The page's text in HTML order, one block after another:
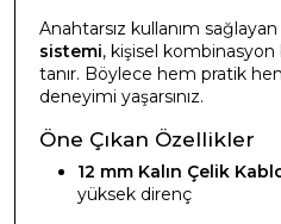
Anahtarsız kullanım sağlayan
sistemi, kişisel
tanır. Böylece hem pratik
deneyimi yaşarsınız.
Öne Çıkan Özellikler
12 mm Kalın Çelik
yüksek direnç